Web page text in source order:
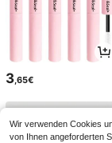
3 ,65€
Wir verwenden Cookies
von Ihnen angeforderten